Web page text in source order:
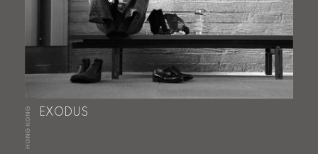
HONG KONG EXODUS